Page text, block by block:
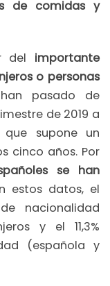
de comidas y
del importante
o personas
pasado de
de 2019 a
supone un
cinco años. Por
se han
estos datos, el
nacionalidad
y el 11,3%
(española y